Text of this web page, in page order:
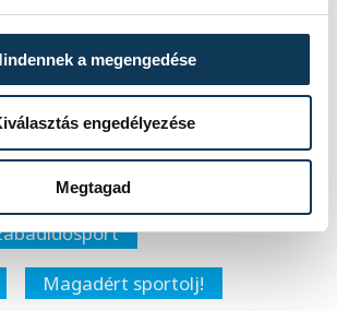
a megengedése
engedélyezése
Megtagad
Attila.
Magadért sportolj!